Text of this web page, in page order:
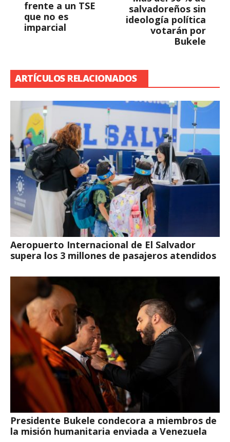
frente a un TSE
que no es
imparcial
salvadoreños sin
ideología política
votarán por
Bukele
ARTÍCULOS RELACIONADOS
Aeropuerto Internacional de El Salvador
supera los 3 millones de pasajeros atendidos
Presidente Bukele condecora a miembros de
la misión humanitaria enviada a Venezuela